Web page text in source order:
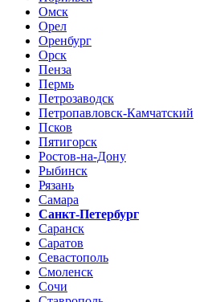
Омск
Орел
Оренбург
Орск
Пенза
Пермь
Петрозаводск
Петропавловск-Камчатский
Псков
Пятигорск
Ростов-на-Дону
Рыбинск
Рязань
Самара
Санкт-Петербург
Саранск
Саратов
Севастополь
Смоленск
Сочи